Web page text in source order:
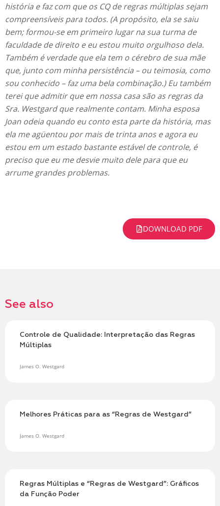
história e faz com que os CQ de regras múltiplas sejam
compreensíveis para todos. (A propósito, ela se saiu
bem; formou-se em primeiro lugar na sua turma de
faculdade de direito e eu estou muito orgulhoso dela.
Também é verdade que ela tem o cérebro de sua mãe
que, junto com minha persistência – ou teimosia, como
sou conhecido – faz uma bela combinação.) Eu também
terei que admitir que em nossa casa são as regras da
Sra. Westgard que realmente contam. Minha esposa
Joan odeia quando eu conto esta parte da história, mas
ela me agüentou por mais de trinta anos e agora eu
estou em um estado bastante estável de controle, é
preciso que eu me desvie muito dele para que eu
arrume grandes problemas.
DOWNLOAD PDF
See also
Controle de Qualidade: Interpretação das Regras
Múltiplas
James O. Westgard
Melhores Práticas para as “Regras de Westgard”
James O. Westgard
Regras Múltiplas e “Regras de Westgard”: Gráficos
da Função Poder